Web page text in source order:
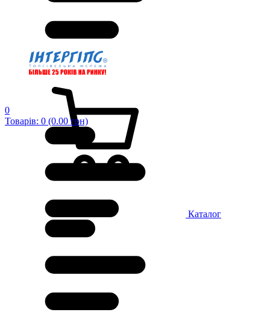
0
Товарів: 0 (0.00 грн)
Каталог